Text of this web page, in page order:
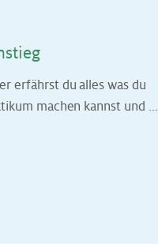
erfährst du alles was du
machen kannst und ...